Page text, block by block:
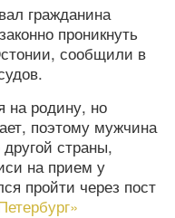
гражданина
проникнуть
сообщили в
на родину, но
поэтому мужчина
страны,
на прием у
пройти через пост